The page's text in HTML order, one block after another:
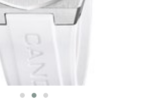
CANDINO C4777/6